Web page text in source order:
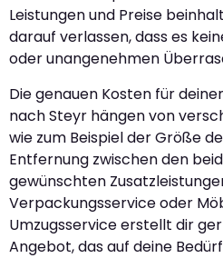
Leistungen und Preise
darauf verlassen, dass es
oder unangenehmen
Die genauen Kosten für
nach Steyr hängen von
wie zum Beispiel der Größe
Entfernung zwischen den
gewünschten
Verpackungsservice oder
Umzugsservice erstellt dir
Angebot, das auf deine